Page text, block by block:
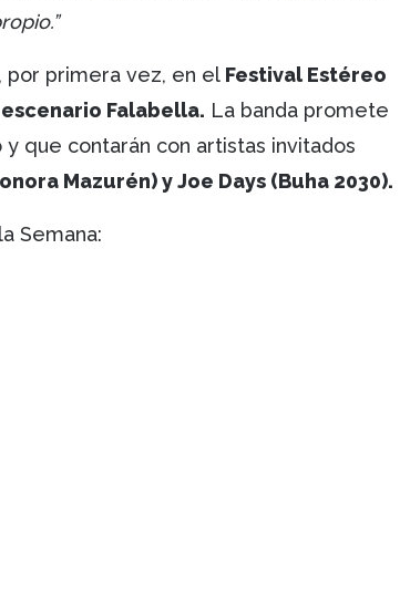
por primera vez, en el Festival Estéreo
Falabella. La banda promete
que contarán con artistas invitados
Mazurén) y Joe Days (Buha 2030).
Semana: